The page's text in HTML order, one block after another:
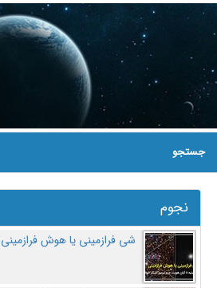
جستجو
نجوم
شی فرازمینی یا هوش فرازمینی